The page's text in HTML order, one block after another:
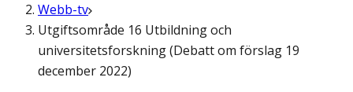
Webb-tv
Utgiftsområde 16 Utbildning och
universitetsforskning (Debatt om förslag 19
december 2022)